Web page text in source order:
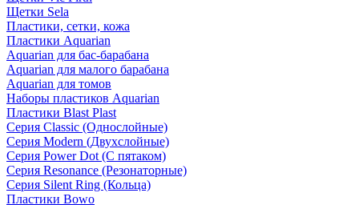
Щетки Sela
Пластики, сетки, кожа
Пластики Aquarian
Aquarian для бас-барабана
Aquarian для малого барабана
Aquarian для томов
Наборы пластиков Aquarian
Пластики Blast Plast
Серия Classic (Однослойные)
Серия Modern (Двухслойные)
Серия Power Dot (С пятаком)
Серия Resonance (Резонаторные)
Серия Silent Ring (Кольца)
Пластики Bowo